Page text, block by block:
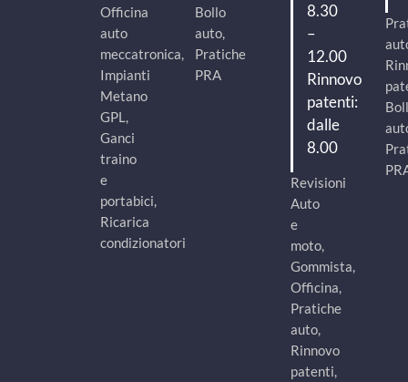
Officina
auto
meccatronica,
Impianti
Metano
GPL,
Ganci
traino
e
portabici,
Ricarica
condizionatori
Bollo
auto,
Pratiche
PRA
8.30
–
12.00
Rinnovo
patenti:
dalle
8.00
Revisioni
Auto
e
moto,
Gommista,
Officina,
Pratiche
auto,
Rinnovo
patenti,